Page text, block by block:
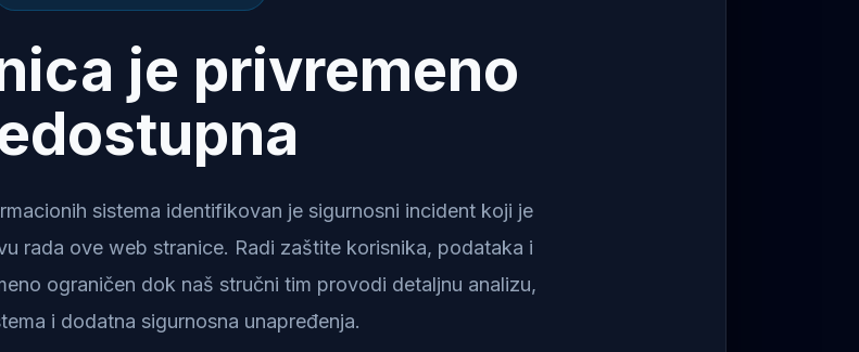
je privremeno
sistema identifikovan je sigurnosni incident koji je
rada ove web stranice. Radi zaštite korisnika, podataka i
ograničen dok naš stručni tim provodi detaljnu analizu,
i dodatna sigurnosna unapređenja.